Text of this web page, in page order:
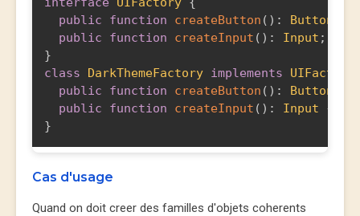
public
function createButton ( ) : Button
public
function createInput ( ) : Input ;
}
class
DarkThemeFactory implements
UIFactory
public
function createButton ( ) : Button
public
function createInput ( ) : Input {
}
Cas d'usage
Quand on doit creer des familles d'objets coherents